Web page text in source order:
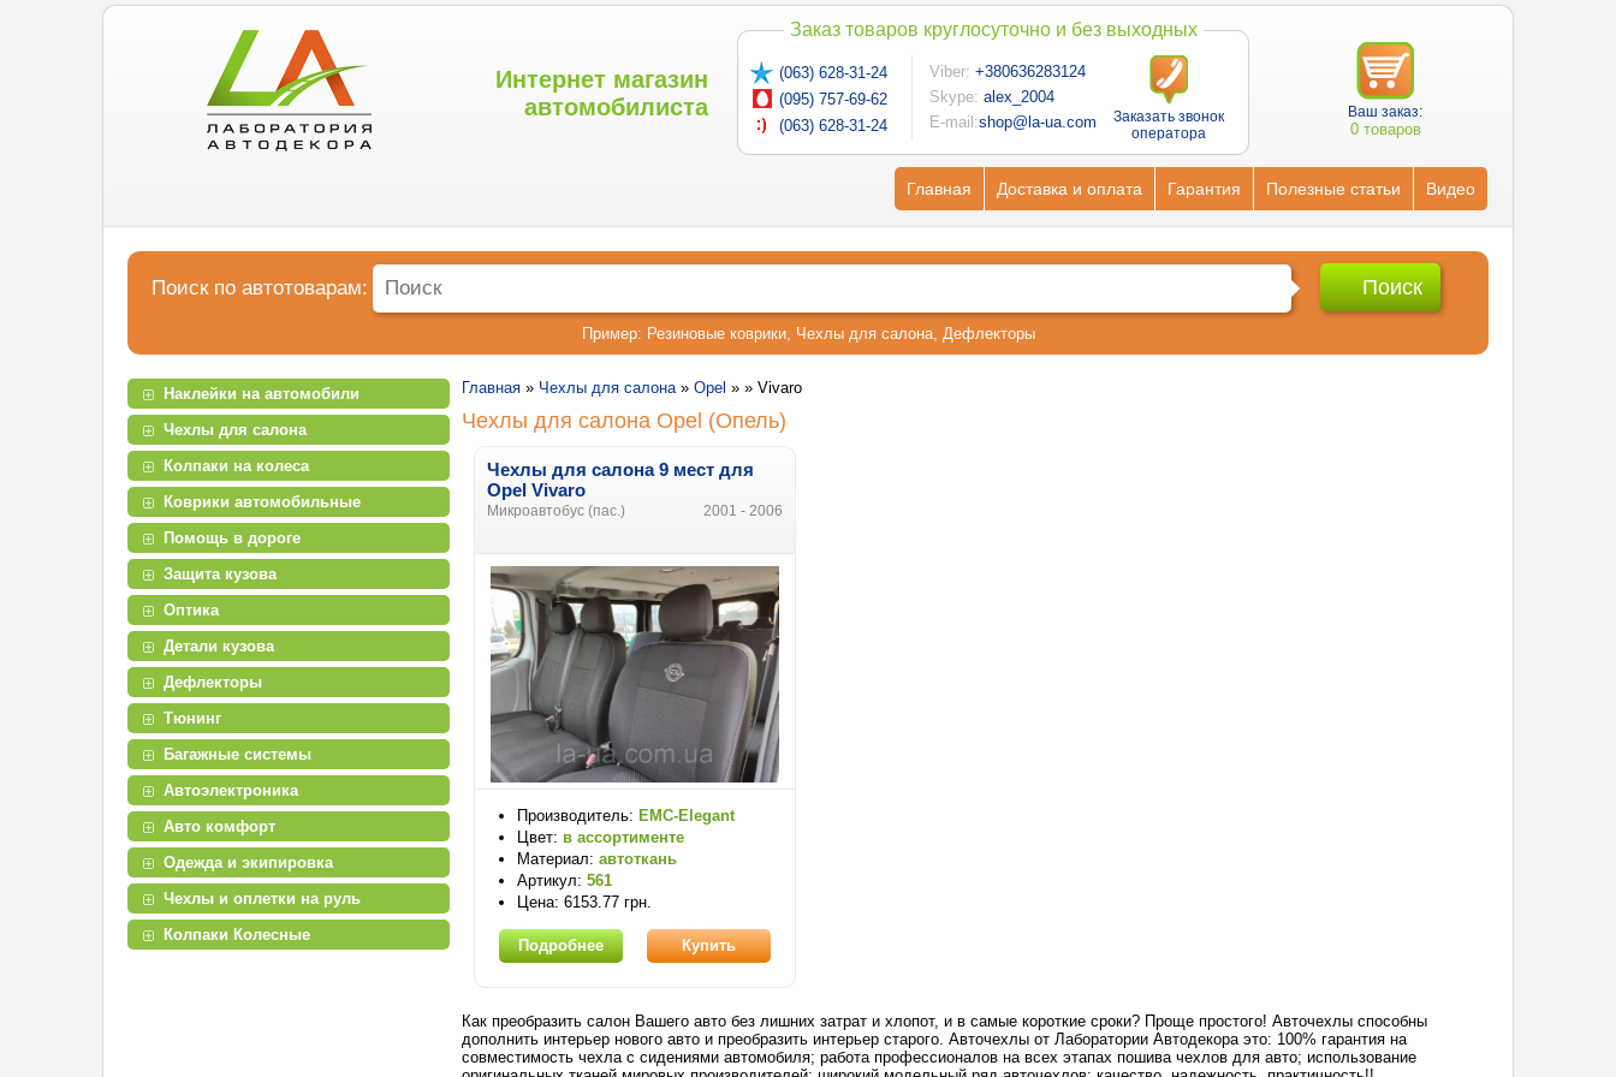
Интернет магазин
автомобилиста
Заказ товаров круглосуточно и без выходных
(063) 628-31-24
(095) 757-69-62
(063) 628-31-24
Viber: +380636283124
Skype: alex_2004
E-mail:shop@la-ua.com
Заказать звонок
оператора
Ваш заказ:
0 товаров
Главная Доставка и оплата Гарантия Полезные статьи Видео
Поиск по автотоварам:
Пример: Резиновые коврики, Чехлы для салона, Дефлекторы
Наклейки на автомобили
Чехлы для салона
Колпаки на колеса
Коврики автомобильные
Помощь в дороге
Защита кузова
Оптика
Детали кузова
Дефлекторы
Тюнинг
Багажные системы
Автоэлектроника
Авто комфорт
Одежда и экипировка
Чехлы и оплетки на руль
Колпаки Колесные
Главная » Чехлы для салона » Opel » » Vivaro
Чехлы для салона Opel (Опель)
Чехлы для салона 9 мест для
Opel Vivaro
Микроавтобус (пас.) 2001 - 2006
Производитель: EMC-Elegant
Цвет: в ассортименте
Материал: автоткань
Артикул: 561
Цена: 6153.77 грн.
Подробнее Купить
Как преобразить салон Вашего авто без лишних затрат и хлопот, и в самые короткие сроки? Проще простого! Авточехлы способны
дополнить интерьер нового авто и преобразить интерьер старого. Авточехлы от Лаборатории Автодекора это: 100% гарантия на
совместимость чехла с сидениями автомобиля; работа профессионалов на всех этапах пошива чехлов для авто; использование